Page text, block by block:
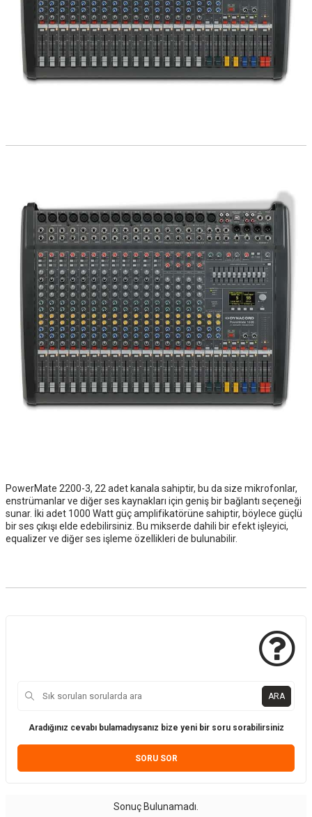
PowerMate 2200-3, 22 adet kanala sahiptir, bu da size mikrofonlar,
enstrümanlar ve diğer ses kaynakları için geniş bir bağlantı seçeneği
sunar. İki adet 1000 Watt güç amplifikatörüne sahiptir, böylece güçlü
bir ses çıkışı elde edebilirsiniz. Bu mikserde dahili bir efekt işleyici,
equalizer ve diğer ses işleme özellikleri de bulunabilir.
ARA
Aradığınız cevabı bulamadıysanız bize yeni bir soru sorabilirsiniz
SORU SOR
Sonuç Bulunamadı.